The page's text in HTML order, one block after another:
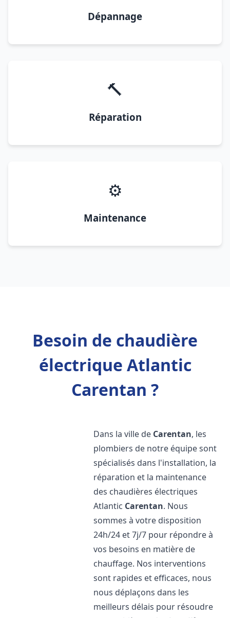
Dépannage
🔨
Réparation
⚙️
Maintenance
Besoin de chaudière
électrique Atlantic
Carentan ?
Dans la ville de Carentan, les
plombiers de notre équipe sont
spécialisés dans l'installation, la
réparation et la maintenance
des chaudières électriques
Atlantic Carentan. Nous
sommes à votre disposition
24h/24 et 7j/7 pour répondre à
vos besoins en matière de
chauffage. Nos interventions
sont rapides et efficaces, nous
nous déplaçons dans les
meilleurs délais pour résoudre